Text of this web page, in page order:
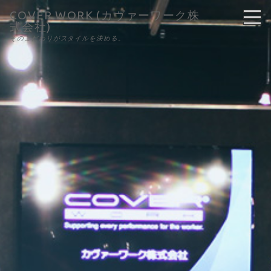
COVER WORK (カヴァーワーク株
式会社)
そのこだわりがスタイルを決める。